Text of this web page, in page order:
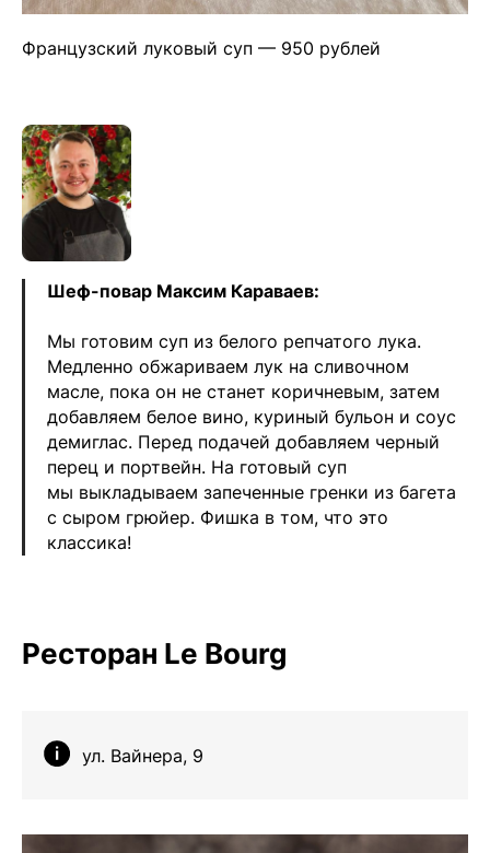
Французский луковый суп — 950 рублей
Шеф-повар Максим Караваев:
Мы готовим суп из белого репчатого лука.
Медленно обжариваем лук на сливочном
масле, пока он не станет коричневым, затем
добавляем белое вино, куриный бульон и соус
демиглас. Перед подачей добавляем черный
перец и портвейн. На готовый суп
мы выкладываем запеченные гренки из багета
с сыром грюйер. Фишка в том, что это
классика!
Ресторан Le Bourg
ул. Вайнера, 9